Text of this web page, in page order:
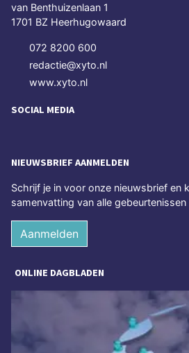
van Benthuizenlaan 1
1701 BZ Heerhugowaard
072 8200 600
redactie@xyto.nl
www.xyto.nl
SOCIAL MEDIA
NIEUWSBRIEF AANMELDEN
Schrijf je in voor onze nieuwsbrief en
samenvatting van alle
Aanmelden
ONLINE DAGBLADEN